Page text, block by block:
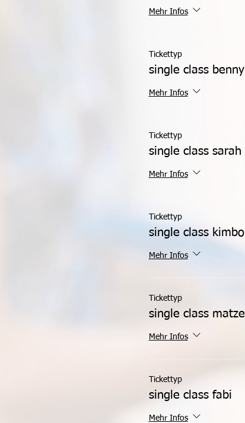
Mehr Infos
Tickettyp
single class benny
Mehr Infos
Tickettyp
single class sarah
Mehr Infos
Tickettyp
single class kimbo
Mehr Infos
Tickettyp
single class matze
Mehr Infos
Tickettyp
single class fabi
Mehr Infos